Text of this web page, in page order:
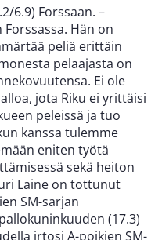
6.9) Forssaan. –
Hän on
peliä erittäin
pelaajasta on
Ei ole
jota Riku ei yrittäisi
peleissä ja tuo
kanssa tulemme
eniten työtä
sekä heiton
Laine on tottunut
SM-sarjan
(17.3)
irtosi A-poikien SM-